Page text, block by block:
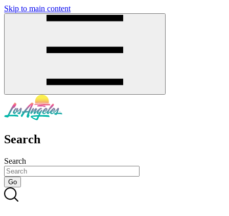
Skip to main content
Search
Search